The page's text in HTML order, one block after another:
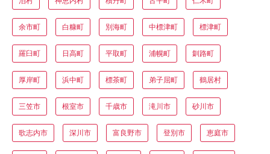
余市町 白糠町 別海町 中標津町 標津町
羅臼町 日高町 平取町 浦幌町 釧路町
厚岸町 浜中町 標茶町 弟子屈町 鶴居村
三笠市 根室市 千歳市 滝川市 砂川市
歌志内市 深川市 富良野市 登別市 恵庭市